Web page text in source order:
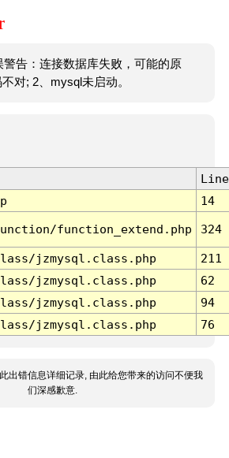
警告：连接数据库失败，可能的原
对; 2、mysql未启动。
Line
14
function_extend.php 324
jzmysql.class.php
211
jzmysql.class.php
62
jzmysql.class.php
94
jzmysql.class.php 76
出错信息详细记录, 由此给您带来的访问不便我
们深感歉意.